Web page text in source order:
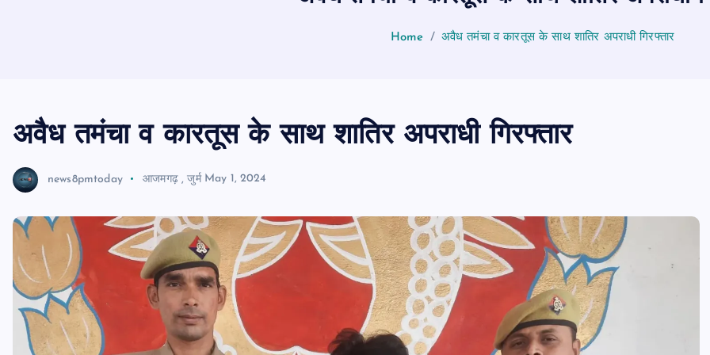
Home अवैध तमंचा व कारतूस के साथ शातिर अपराधी गिरफ्तार
अवैध तमंचा व कारतूस के साथ शातिर अपराधी गिरफ्तार
news8pmtoday आजमगढ़,जुर्म May 1, 2024
PUBLIC आजमगढ़ उत्तर प्रदेश